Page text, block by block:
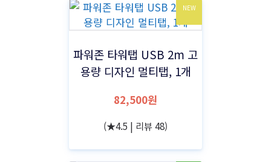
NEW
파워존 타워탭 USB 2m 고
용량 디자인 멀티탭, 1개
82,500원
(★4.5 | 리뷰 48)